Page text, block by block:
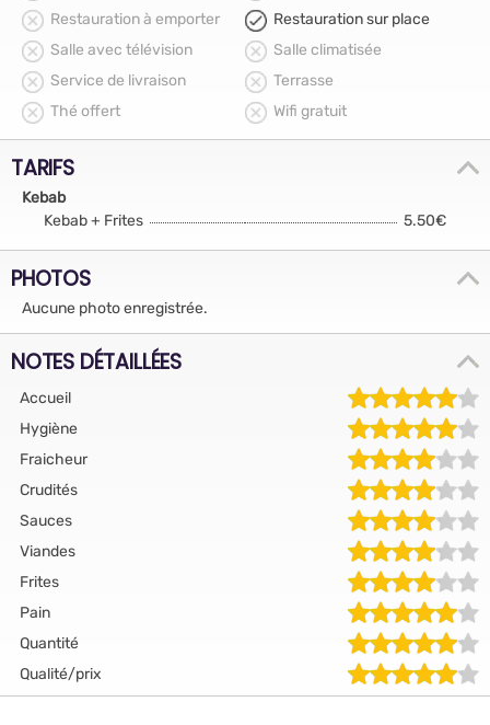
Restauration à emporter
Restauration sur place
Salle avec télévision
Salle climatisée
Service de livraison
Terrasse
Thé offert
Wifi gratuit
TARIFS
Kebab
Kebab + Frites
5.50€
PHOTOS
Aucune photo enregistrée.
NOTES DÉTAILLÉES
Accueil
Hygiène
Fraicheur
Crudités
Sauces
Viandes
Frites
Pain
Quantité
Qualité/prix